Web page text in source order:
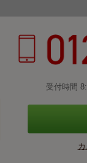
受付時間